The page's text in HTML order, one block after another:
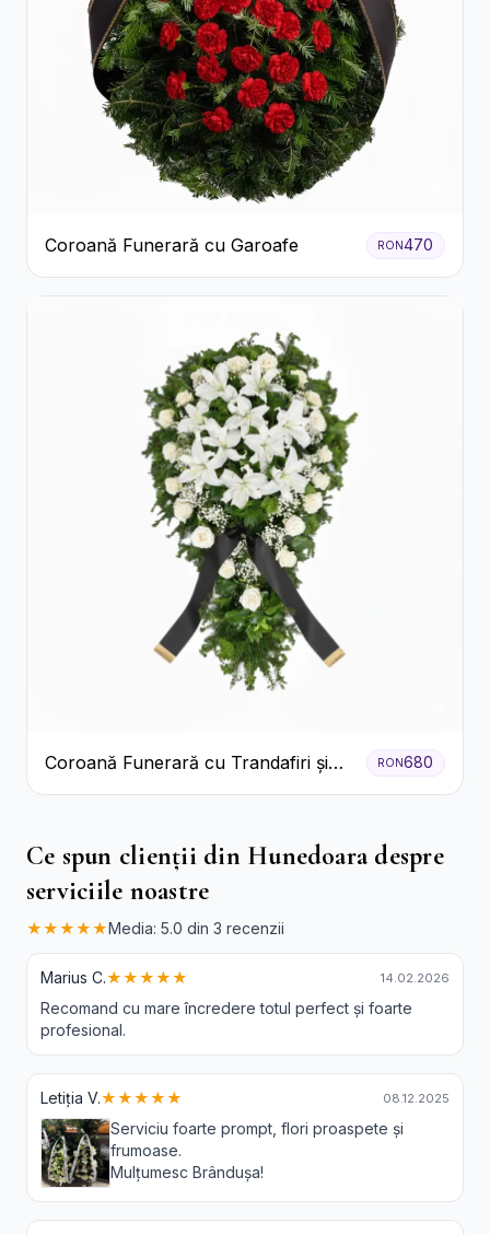
Coroană Funerară cu Garoafe RON470
Coroană Funerară cu Trandafiri și
Crini
RON680
Ce spun clienții din Hunedoara despre
serviciile noastre
★★★★★Media: 5.0 din 3 recenzii
Marius C.★★★★★ 14.02.2026
Recomand cu mare încredere totul perfect și foarte
profesional.
Letiția V.★★★★★ 08.12.2025
Serviciu foarte prompt, flori proaspete și
frumoase.
Mulțumesc Brândușa!